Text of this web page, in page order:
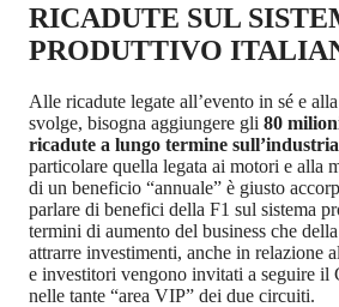
RICADUTE SUL
PRODUTTIVO
Alle ricadute legate all’evento in sé e
svolge, bisogna aggiungere gli 80
ricadute a lungo termine
particolare quella legata ai motori e alla
di un beneficio “annuale” è giusto
parlare di benefici della F1 sul sistema
termini di aumento del business che
attrarre investimenti, anche in relazione
e investitori vengono invitati a seguire il
nelle tante “area VIP” dei due circuiti.